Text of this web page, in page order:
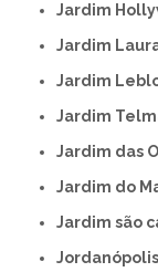
Jardim
Jardim
Jardim
Jardim
Jardim das
Jardim do
Jardim são
Jordanópolis